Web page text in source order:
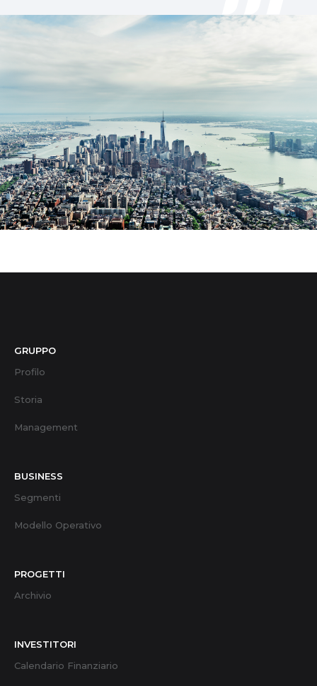
GRUPPO
Profilo
Storia
Management
BUSINESS
Segmenti
Modello Operativo
PROGETTI
Archivio
INVESTITORI
Calendario Finanziario